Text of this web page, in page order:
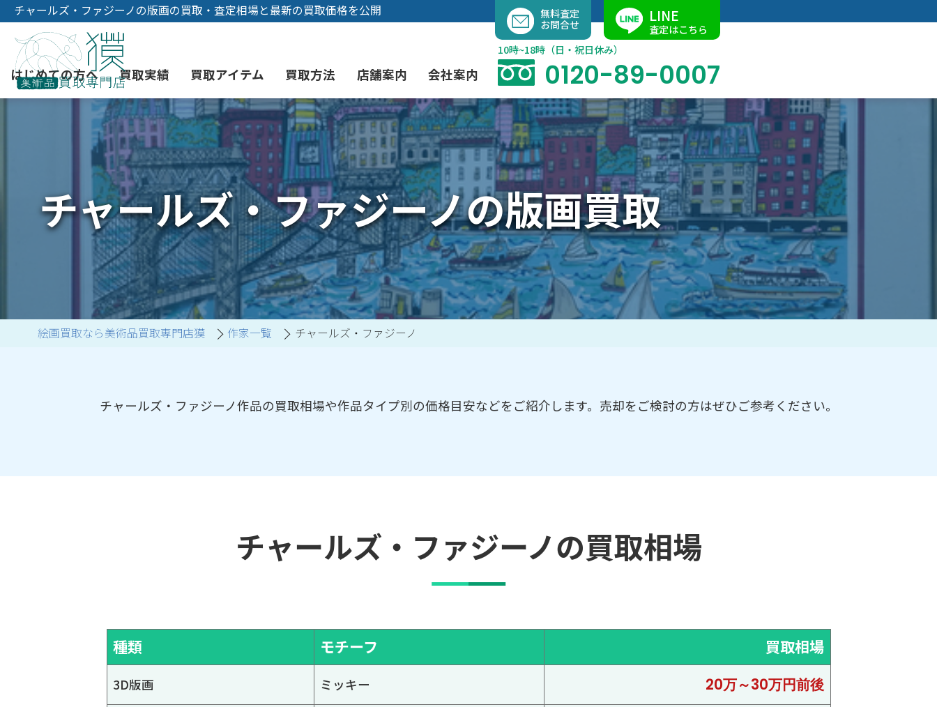
容
キ
ッ
プ
チャールズ・ファジーノの版画の買取・査定相場と最新の買取価格を公開
はじめての方へ
初めての美術品売却 よくあるご質問 ブログ
YOUTUBE instagram Facebook
買取実績 買取アイテム
絵画買取 現代アート買取 掛軸買取
骨董品買取 茶道具買取 陶磁器・陶器買取
西洋アンティーク買取 彫刻・ブロンズ買取 美術品・古美術品買取
中国骨董品買取 工芸品買取 ジュエリー・ウォッチ買取
買取方法
3つの買取方法 出張買取（無料） 店舗での買取
宅配・郵送買取 業者間オークション出品代行 催事買取
時価評価サービス
店舗案内
大阪店 名古屋店
会社案内
会社概要 当社の特徴 求人情報
消費者志向自主宣言
無料査定
お問合せ
LINE
査定はこちら
10時~18時（日・祝日休み）
0120-89-0007
チャールズ・ファジーノの版画買取
絵画買取なら美術品買取専門店獏 作家一覧 チャールズ・ファジーノ
チャールズ・ファジーノ作品の買取相場や作品タイプ別の価格目安などをご紹介します。売却をご検討の方はぜひご参考ください。
チャールズ・ファジーノの買取相場
種類 モチーフ 買取相場
3D版画 ミッキー 20万～30万円前後